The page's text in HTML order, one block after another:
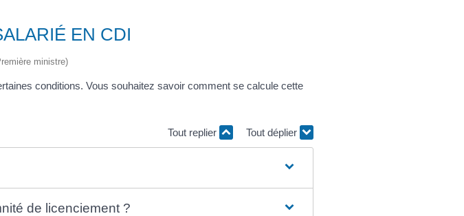
EN CDI
ministre)
conditions. Vous souhaitez savoir comment se calcule cette
Tout replier Tout déplier
de licenciement ?